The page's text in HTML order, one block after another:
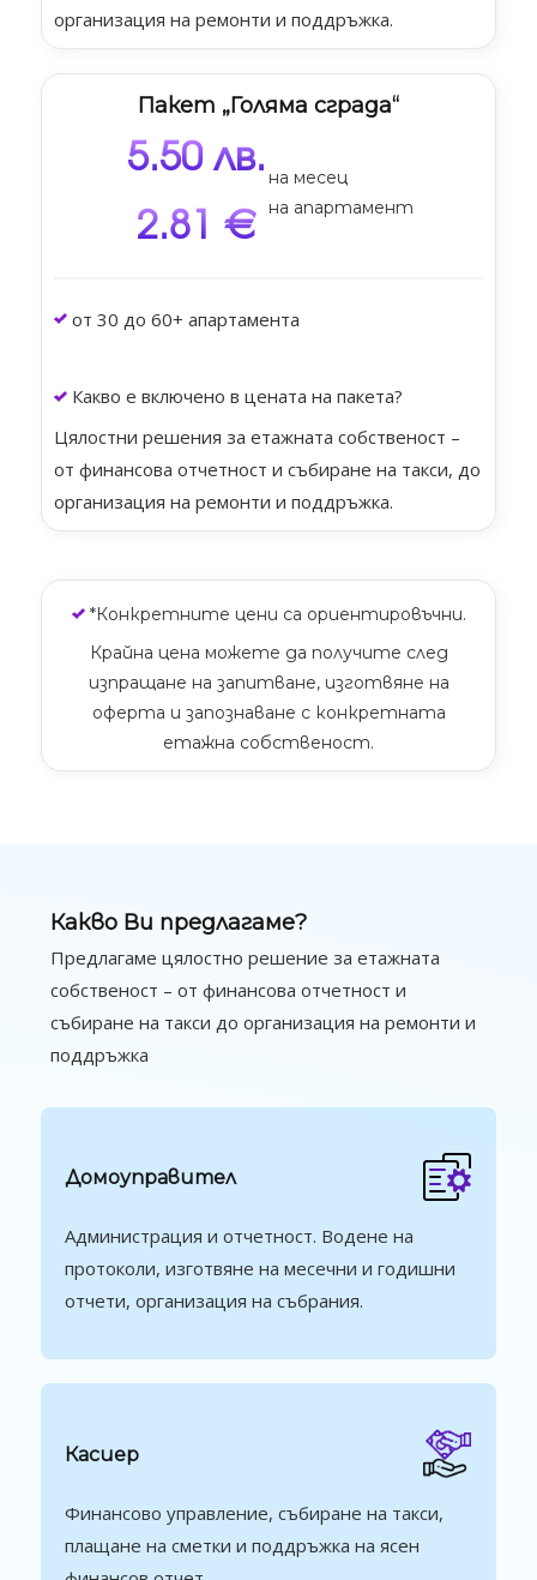
организация на ремонти и поддръжка.
Пакет „Голяма сграда“
5.50 лв.
2.81 €
на месец
на апартамент
от 30 до 60+ апартамента
Какво е включено в цената на пакета?
Цялостни решения за етажната собственост –
от финансова отчетност и събиране на такси, до
организация на ремонти и поддръжка.
*Конкретните цени са ориентировъчни.
Крайна цена можете да получите след
изпращане на запитване, изготвяне на
оферта и запознаване с конкретната
етажна собственост.
Какво Ви предлагаме?
Предлагаме цялостно решение за етажната
собственост – от финансова отчетност и
събиране на такси до организация на ремонти и
поддръжка
Домоуправител
Администрация и отчетност. Водене на
протоколи, изготвяне на месечни и годишни
отчети, организация на събрания.
Касиер
Финансово управление, събиране на такси,
плащане на сметки и поддръжка на ясен